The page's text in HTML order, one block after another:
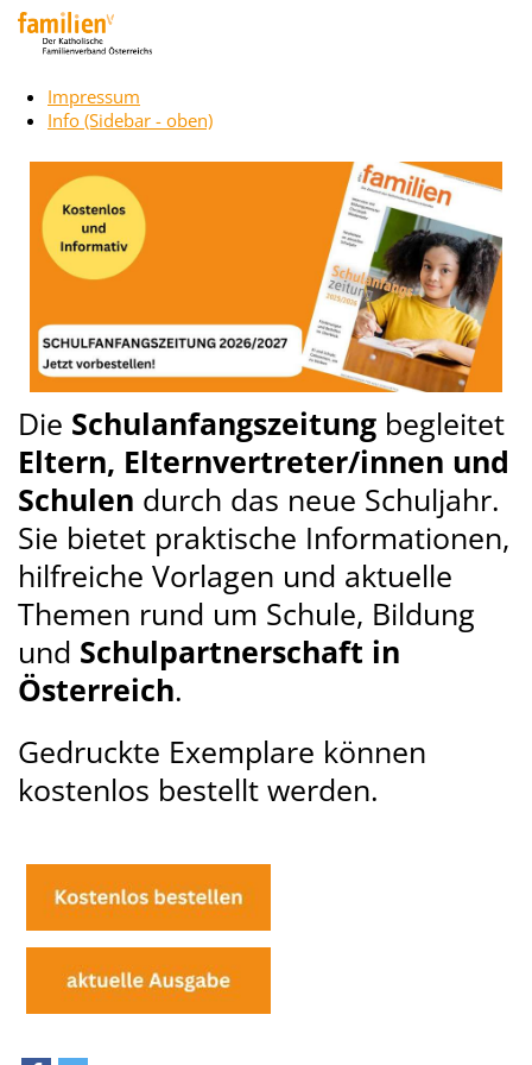
Impressum
Info (Sidebar - oben)
Die Schulanfangszeitung begleitet
Eltern, Elternvertreter/innen und
Schulen durch das neue Schuljahr.
Sie bietet praktische Informationen,
hilfreiche Vorlagen und aktuelle
Themen rund um Schule, Bildung
und Schulpartnerschaft in
Österreich.
Gedruckte Exemplare können
kostenlos bestellt werden.